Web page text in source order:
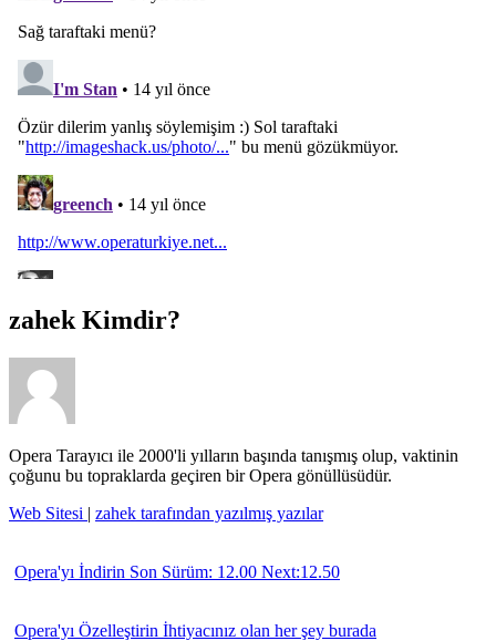
zahek Kimdir?
Opera Tarayıcı ile 2000'li yılların başında tanışmış olup, vaktinin
çoğunu bu topraklarda geçiren bir Opera gönüllüsüdür.
Web Sitesi | zahek tarafından yazılmış yazılar
Opera'yı İndirin Son Sürüm: 12.00 Next:12.50
Opera'yı Özelleştirin İhtiyacınız olan her şey burada